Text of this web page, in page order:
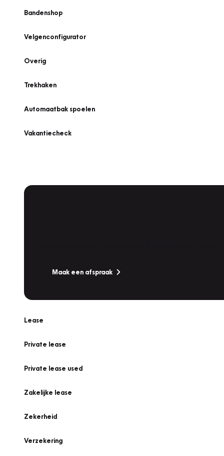
Bandenshop
Velgenconfigurator
Overig
Trekhaken
Automaatbak spoelen
Vakantiecheck
Maak een afspraak
Lease
Private lease
Private lease used
Zakelijke lease
Zekerheid
Verzekering